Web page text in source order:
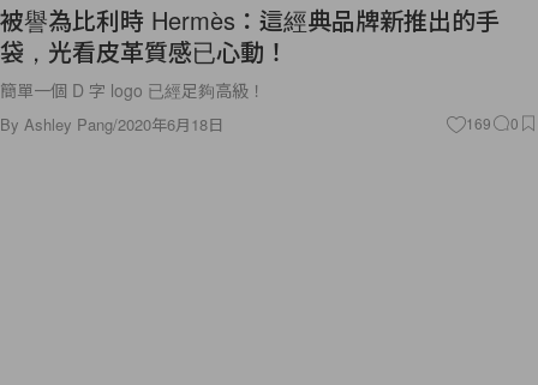
被譽為比利時 Hermès：這經典品牌新推出的手
袋，光看皮革質感已心動！
簡單一個 D 字 logo 已經足夠高級！
By Ashley Pang/2020年6月18日 169 0